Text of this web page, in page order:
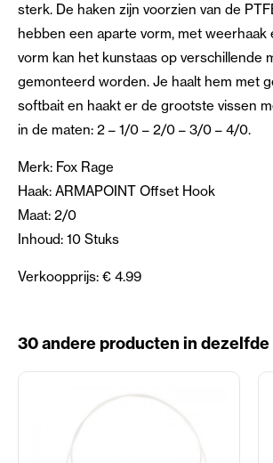
sterk. De haken zijn voorzien van de
hebben een aparte vorm, met weerhaak
vorm kan het kunstaas op verschillende
gemonteerd worden. Je haalt hem met
softbait en haakt er de grootste vissen
in de maten: 2 – 1/0 – 2/0 – 3/0 – 4/0.
Merk: Fox Rage
Haak: ARMAPOINT Offset Hook
Maat: 2/0
Inhoud: 10 Stuks
Verkoopprijs: € 4.99
30 andere producten in